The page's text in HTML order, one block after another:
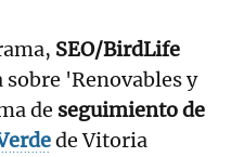
SEO/BirdLife
sobre 'Renovables y
de seguimiento de
de Vitoria